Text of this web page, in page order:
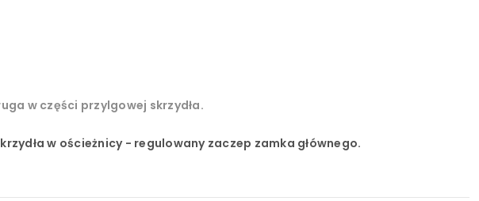
w części przylgowej skrzydła.
w ościeżnicy - regulowany zaczep zamka głównego.